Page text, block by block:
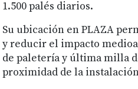
1.500 palés diarios.
Su ubicación en PLAZA
y reducir el impacto
de paletería y última milla
proximidad de la